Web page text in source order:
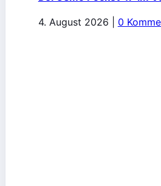
4. August 2026 0